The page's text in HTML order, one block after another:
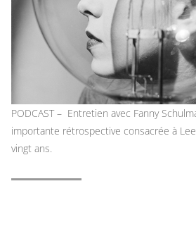
PODCAST – Entretien avec Fanny
importante rétrospective consacrée à
vingt ans.